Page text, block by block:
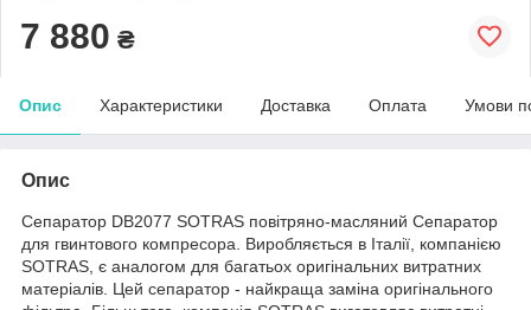
7 880 ₴
Опис Характеристики Доставка Оплата Умови
Опис
Сепаратор DB2077 SOTRAS повітряно-масляний Сепаратор
для гвинтового компресора. Виробляється в Італії, компанією
SOTRAS, є аналогом для багатьох оригінальних витратних
матеріалів. Цей сепаратор - найкраща заміна оригінального